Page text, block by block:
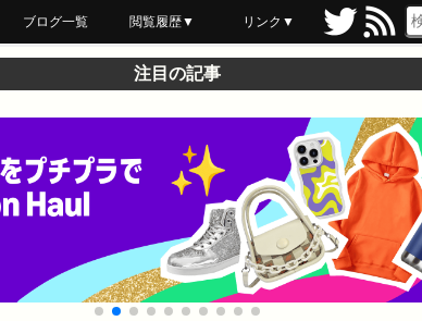
ブログ一覧 閲覧履歴▼
最近読んだ
あとで読む
ブックマーク
リンク▼
注目の記事